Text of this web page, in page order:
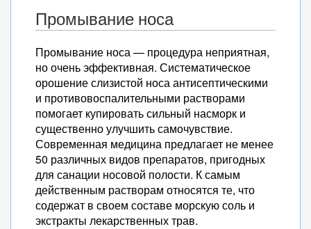
Промывание носа
Промывание носа — процедура неприятная,
но очень эффективная. Систематическое
орошение слизистой носа антисептическими
и противовоспалительными растворами
помогает купировать сильный насморк и
существенно улучшить самочувствие.
Современная медицина предлагает не менее
50 различных видов препаратов, пригодных
для санации носовой полости. К самым
действенным растворам относятся те, что
содержат в своем составе морскую соль и
экстракты лекарственных трав.